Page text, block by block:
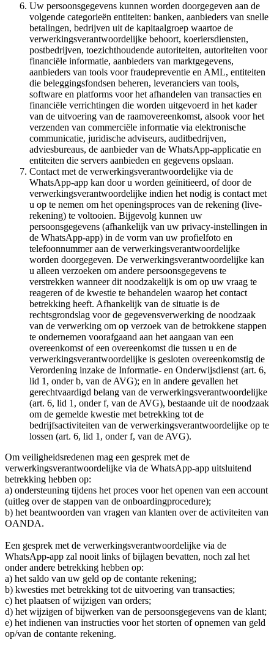
Uw persoonsgegevens kunnen worden doorgegeven aan de
volgende categorieën entiteiten: banken, aanbieders van snelle
betalingen, bedrijven uit de kapitaalgroep waartoe de
verwerkingsverantwoordelijke behoort, koeriersdiensten,
postbedrijven, toezichthoudende autoriteiten, autoriteiten voor
financiële informatie, aanbieders van marktgegevens,
aanbieders van tools voor fraudepreventie en AML, entiteiten
die beleggingsfondsen beheren, leveranciers van tools,
software en platforms voor het afhandelen van transacties en
financiële verrichtingen die worden uitgevoerd in het kader
van de uitvoering van de raamovereenkomst, alsook voor het
verzenden van commerciële informatie via elektronische
communicatie, juridische adviseurs, auditbedrijven,
adviesbureaus, de aanbieder van de WhatsApp-applicatie en
entiteiten die servers aanbieden en gegevens opslaan.
Contact met de verwerkingsverantwoordelijke via de
WhatsApp-app kan door u worden geïnitieerd, of door de
verwerkingsverantwoordelijke indien het nodig is contact met
u op te nemen om het openingsproces van de rekening (live-
rekening) te voltooien. Bijgevolg kunnen uw
persoonsgegevens (afhankelijk van uw privacy-instellingen in
de WhatsApp-app) in de vorm van uw profielfoto en
telefoonnummer aan de verwerkingsverantwoordelijke
worden doorgegeven. De verwerkingsverantwoordelijke kan
u alleen verzoeken om andere persoonsgegevens te
verstrekken wanneer dit noodzakelijk is om op uw vraag te
reageren of de kwestie te behandelen waarop het contact
betrekking heeft. Afhankelijk van de situatie is de
rechtsgrondslag voor de gegevensverwerking de noodzaak
van de verwerking om op verzoek van de betrokkene stappen
te ondernemen voorafgaand aan het aangaan van een
overeenkomst of een overeenkomst die tussen u en de
verwerkingsverantwoordelijke is gesloten overeenkomstig de
Verordening inzake de Informatie- en Onderwijsdienst (art. 6,
lid 1, onder b, van de AVG); en in andere gevallen het
gerechtvaardigd belang van de verwerkingsverantwoordelijke
(art. 6, lid 1, onder f, van de AVG), bestaande uit de noodzaak
om de gemelde kwestie met betrekking tot de
bedrijfsactiviteiten van de verwerkingsverantwoordelijke op te
lossen (art. 6, lid 1, onder f, van de AVG).
Om veiligheidsredenen mag een gesprek met de
verwerkingsverantwoordelijke via de WhatsApp-app uitsluitend
betrekking hebben op:
a) ondersteuning tijdens het proces voor het openen van een account
(uitleg over de stappen van de onboardingprocedure);
b) het beantwoorden van vragen van klanten over de activiteiten van
OANDA.
Een gesprek met de verwerkingsverantwoordelijke via de
WhatsApp-app zal nooit links of bijlagen bevatten, noch zal het
onder andere betrekking hebben op:
a) het saldo van uw geld op de contante rekening;
b) kwesties met betrekking tot de uitvoering van transacties;
c) het plaatsen of wijzigen van orders;
d) het wijzigen of bijwerken van de persoonsgegevens van de klant;
e) het indienen van instructies voor het storten of opnemen van geld
op/van de contante rekening.